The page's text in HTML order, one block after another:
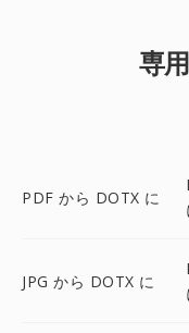
専
PDF から DOTX に
JPG から DOTX に